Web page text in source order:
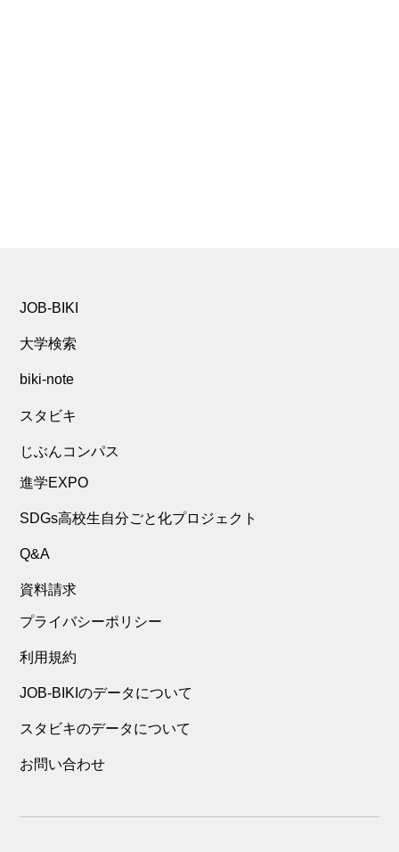
JOB-BIKI
大学検索
biki-note
スタビキ
じぶんコンパス
進学EXPO
SDGs高校生自分ごと化プロジェクト
Q&A
資料請求
プライバシーポリシー
利用規約
JOB-BIKIのデータについて
スタビキのデータについて
お問い合わせ